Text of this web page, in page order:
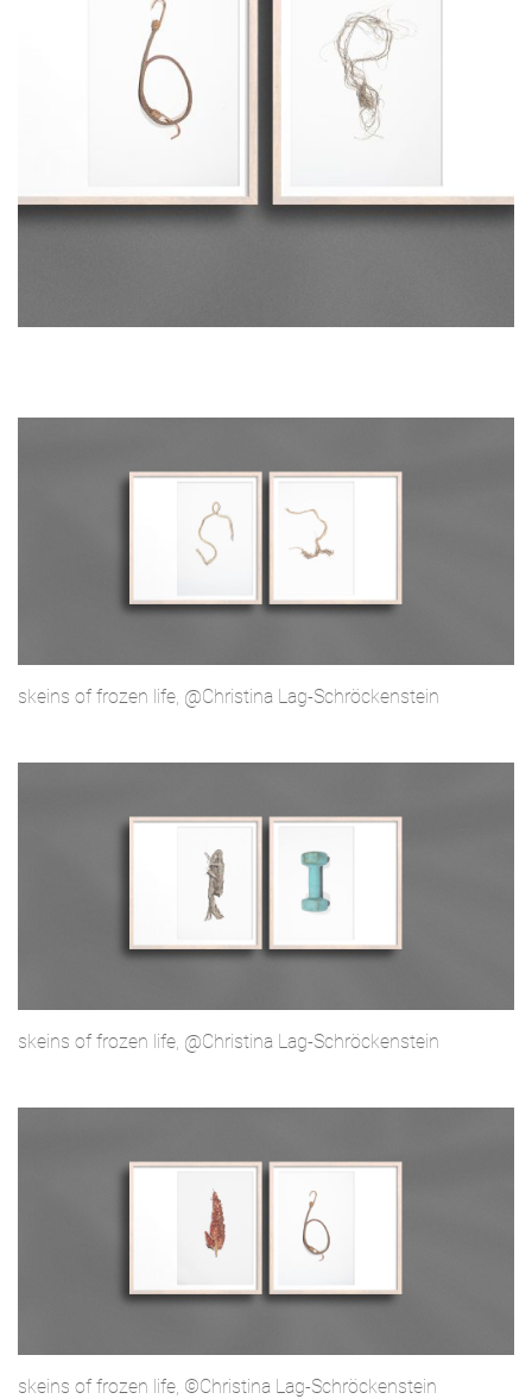
skeins of frozen life, @Christina Lag-Schröckenstein
skeins of frozen life, @Christina Lag-Schröckenstein
skeins of frozen life, ©Christina Lag-Schröckenstein